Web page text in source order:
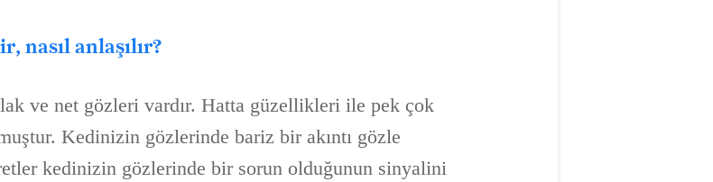
nasıl anlaşılır?
ve net gözleri vardır. Hatta güzellikleri ile pek çok
Kedinizin gözlerinde bariz bir akıntı gözle
kedinizin gözlerinde bir sorun olduğunun sinyalini